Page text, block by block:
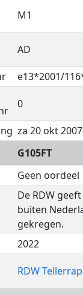
M1
AD
e13*2001/
0
za 20 okt
G105FT
Geen oordeel
De RDW
buiten
gekregen.
2022
RDW